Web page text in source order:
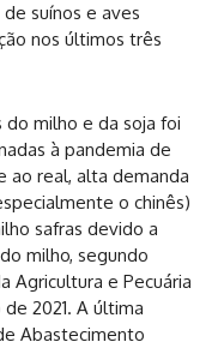
suínos e aves
nos últimos três
milho e da soja foi
à pandemia de
ao real, alta demanda
o chinês)
safras devido a
milho, segundo
Agricultura e Pecuária
2021. A última
Abastecimento